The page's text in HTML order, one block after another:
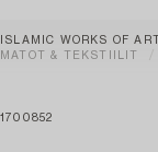
ISLAMIC WORKS OF
MATOT & TEKSTIILIT
1700852